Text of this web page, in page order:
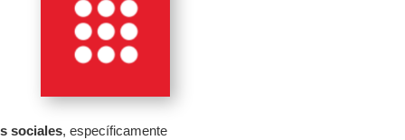
sociales, específicamente